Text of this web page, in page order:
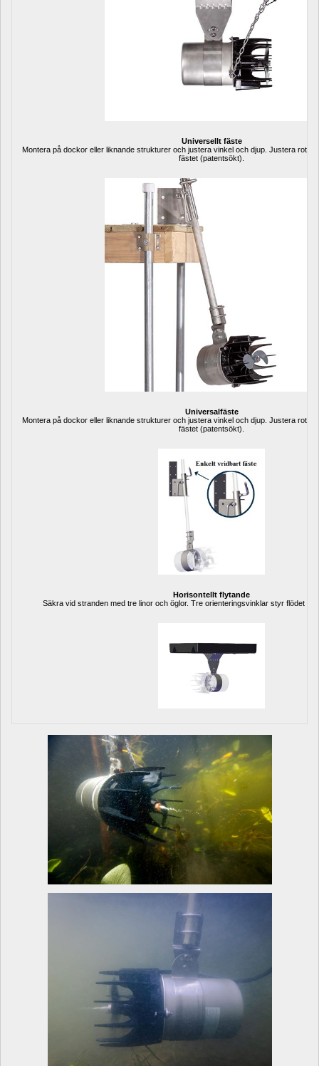
Universellt fäste
Montera på dockor eller liknande strukturer och justera vinkel och djup. Justera
fästet (patentsökt).
Universalfäste
Montera på dockor eller liknande strukturer och justera vinkel och djup. Justera
fästet (patentsökt).
Horisontellt flytande
Säkra vid stranden med tre linor och öglor. Tre orienteringsvinklar styr flödet till